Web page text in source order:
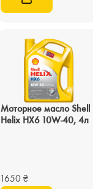
Моторное масло Shell
Helix HX6 10W-40, 4л
1650 ₴